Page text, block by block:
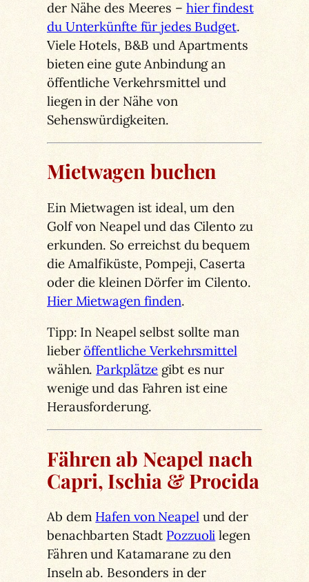
der Nähe des Meeres – hier findest
du Unterkünfte für jedes Budget.
Viele Hotels, B&B und Apartments
bieten eine gute Anbindung an
öffentliche Verkehrsmittel und
liegen in der Nähe von
Sehenswürdigkeiten.
Mietwagen buchen
Ein Mietwagen ist ideal, um den
Golf von Neapel und das Cilento zu
erkunden. So erreichst du bequem
die Amalfiküste, Pompeji, Caserta
oder die kleinen Dörfer im Cilento.
Hier Mietwagen finden.
Tipp: In Neapel selbst sollte man
lieberöffentliche Verkehrsmittel
wählen. Parkplätze gibt es nur
wenige und das Fahren ist eine
Herausforderung.
Fähren ab Neapel nach
Capri, Ischia & Procida
Ab dem Hafen von Neapelund der
benachbarten Stadt Pozzuoli legen
Fähren und Katamarane zu den
Inseln ab. Besonders in der